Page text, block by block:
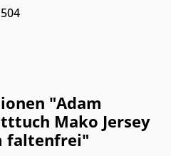
"Adam
Mako Jersey
faltenfrei"